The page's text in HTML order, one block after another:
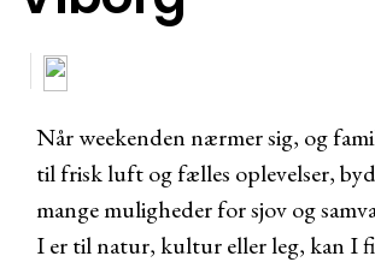
Når weekenden nærmer sig, og
til frisk luft og fælles oplevelser,
mange muligheder for sjov og
I er til natur, kultur eller leg, kan I